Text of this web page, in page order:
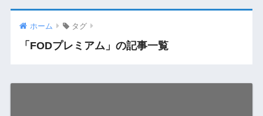
ホーム タグ
「FODプレミアム」の記事一覧